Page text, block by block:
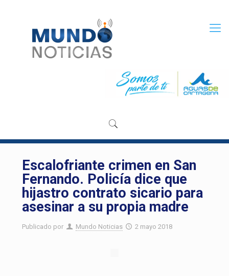
Escalofriante crimen en San
Fernando. Policía dice que
hijastro contrato sicario para
asesinar a su propia madre
Publicado por Mundo Noticias 2 mayo 2018